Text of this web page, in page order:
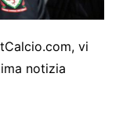
vi
notizia